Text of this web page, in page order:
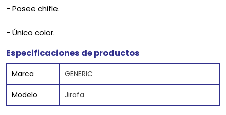
- Posee chifle.
- Único color.
Especificaciones de productos
Marca GENERIC
Modelo Jirafa